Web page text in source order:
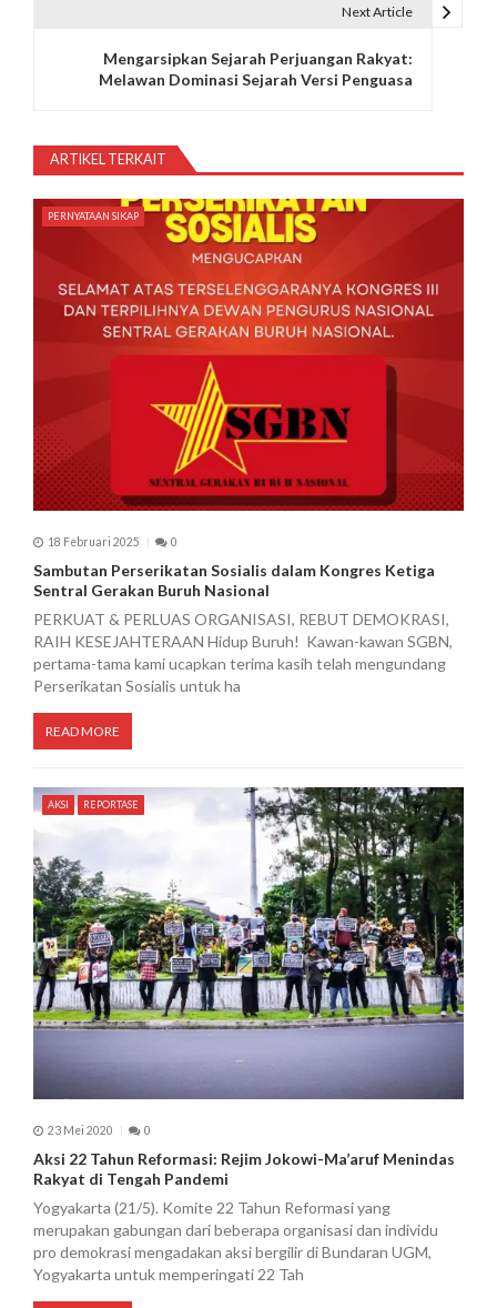
i
p
Next Article
Mengarsipkan Sejarah Perjuangan Rakyat:
Melawan Dominasi Sejarah Versi Penguasa
ARTIKEL TERKAIT
PERNYATAAN SIKAP
18 Februari 2025 0
Sambutan Perserikatan Sosialis dalam Kongres Ketiga
Sentral Gerakan Buruh Nasional
PERKUAT & PERLUAS ORGANISASI, REBUT DEMOKRASI,
RAIH KESEJAHTERAAN Hidup Buruh! Kawan-kawan SGBN,
pertama-tama kami ucapkan terima kasih telah mengundang
Perserikatan Sosialis untuk ha
READ MORE
AKSI REPORTASE
23 Mei 2020 0
Aksi 22 Tahun Reformasi: Rejim Jokowi-Ma’aruf Menindas
Rakyat di Tengah Pandemi
Yogyakarta (21/5). Komite 22 Tahun Reformasi yang
merupakan gabungan dari beberapa organisasi dan individu
pro demokrasi mengadakan aksi bergilir di Bundaran UGM,
Yogyakarta untuk memperingati 22 Tah